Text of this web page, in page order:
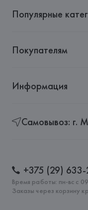
Популярные
Покупателям
Информация
Самовывоз: г.
+375 (29)
Время работы: пн-вс с
Заказы через корзину